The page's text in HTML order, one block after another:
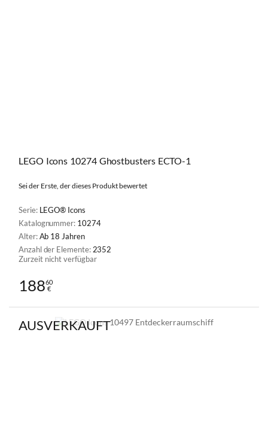
LEGO Icons 10274 Ghostbusters ECTO-1
Sei der Erste, der dieses Produkt bewertet
Serie: LEGO® Icons
Katalognummer: 10274
Alter:Ab 18 Jahren
Anzahl der Elemente: 2352
Zurzeit nicht verfügbar
18860
€
AUSVERKAUFT